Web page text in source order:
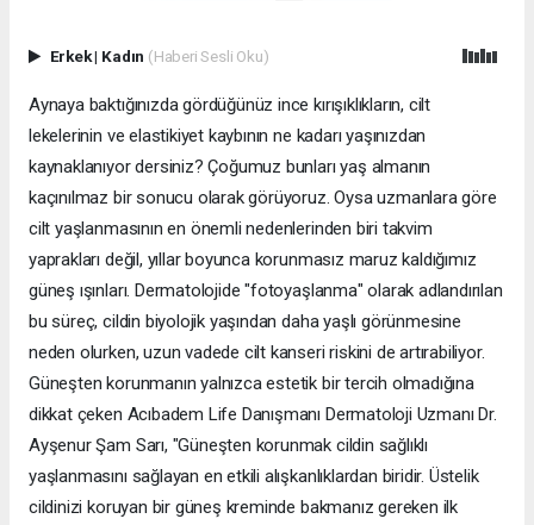
Erkek| Kadın (Haberi Sesli Oku)
Aynaya baktığınızda gördüğünüz ince kırışıklıkların, cilt
lekelerinin ve elastikiyet kaybının ne kadarı yaşınızdan
kaynaklanıyor dersiniz? Çoğumuz bunları yaş almanın
kaçınılmaz bir sonucu olarak görüyoruz. Oysa uzmanlara göre
cilt yaşlanmasının en önemli nedenlerinden biri takvim
yaprakları değil, yıllar boyunca korunmasız maruz kaldığımız
güneş ışınları. Dermatolojide "fotoyaşlanma" olarak adlandırılan
bu süreç, cildin biyolojik yaşından daha yaşlı görünmesine
neden olurken, uzun vadede cilt kanseri riskini de artırabiliyor.
Güneşten korunmanın yalnızca estetik bir tercih olmadığına
dikkat çeken Acıbadem Life Danışmanı Dermatoloji Uzmanı Dr.
Ayşenur Şam Sarı, "Güneşten korunmak cildin sağlıklı
yaşlanmasını sağlayan en etkili alışkanlıklardan biridir. Üstelik
cildinizi koruyan bir güneş kreminde bakmanız gereken ilk